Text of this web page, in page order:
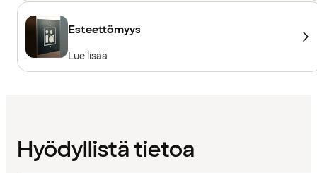
Esteettömyys
Lue lisää
Hyödyllistä tietoa